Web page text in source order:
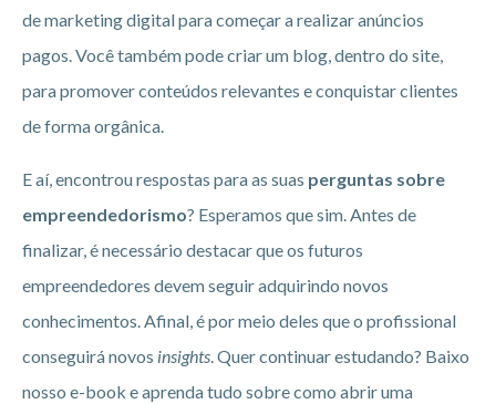
de marketing digital para começar a realizar anúncios
pagos. Você também pode criar um blog, dentro do site,
para promover conteúdos relevantes e conquistar clientes
de forma orgânica.
E aí, encontrou respostas para as suas perguntas sobre
empreendedorismo? Esperamos que sim. Antes de
finalizar, é necessário destacar que os futuros
empreendedores devem seguir adquirindo novos
conhecimentos. Afinal, é por meio deles que o profissional
conseguirá novos insights. Quer continuar estudando? Baixo
nosso e-book e aprenda tudo sobre como abrir uma